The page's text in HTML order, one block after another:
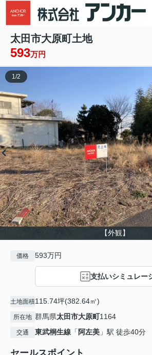
太田市大原町土地
593万円
【外観】
1/2
価格 593万円
支払いシミュレー
土地面積115.74坪(382.64㎡)
所在地 群馬県太田市大原町1164
交通 東武桐生線 「 阿左美 」駅 徒歩40分